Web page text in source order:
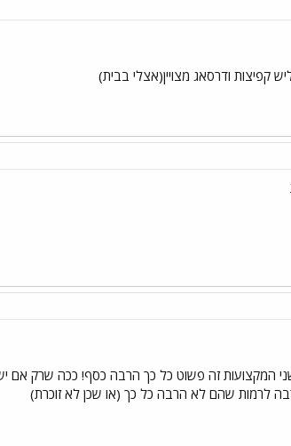
קפיצות ודרסאג מצויין(אצלי בבית)
המקצועות זה פשוט כל כך הרבה כסף! ככה שרק אם יש
לרמות שהם לא הרבה כל כך (או שכן לא זוכרת)